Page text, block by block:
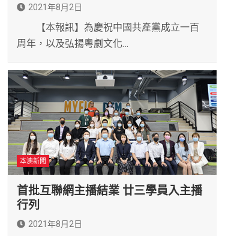
2021年8月2日
【本報訊】為慶祝中國共產黨成立一百
周年，以及弘揚粵劇文化…
本澳新聞
首批互聯網主播結業 廿三學員入主播
行列
2021年8月2日